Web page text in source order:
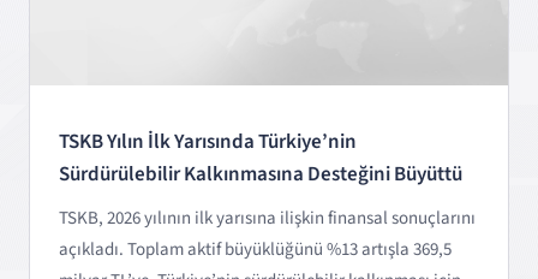
TSKB Yılın İlk Yarısında Türkiye’nin
Sürdürülebilir Kalkınmasına Desteğini Büyüttü
TSKB, 2026 yılının ilk yarısına ilişkin finansal sonuçlarını
açıkladı. Toplam aktif büyüklüğünü %13 artışla 369,5